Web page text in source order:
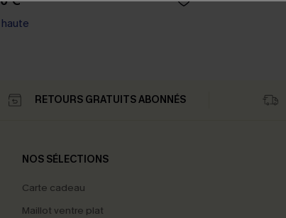
RETOURS GRATUITS ABONNÉS
NOS SÉLECTIONS
Carte cadeau
Maillot ventre plat